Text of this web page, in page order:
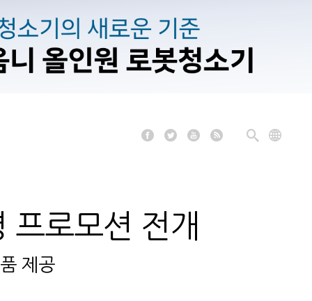
프로모션 전개
제공